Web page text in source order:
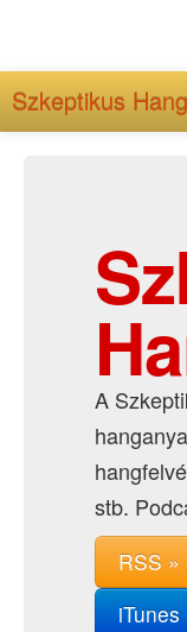
Szkeptikus
A
stb.
RSS »
iTunes